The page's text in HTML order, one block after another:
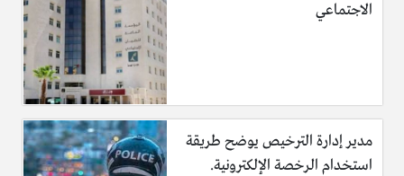
الاجتماعي
مدير إدارة الترخيص يوضح طريقة
استخدام الرخصة الإلكترونية.